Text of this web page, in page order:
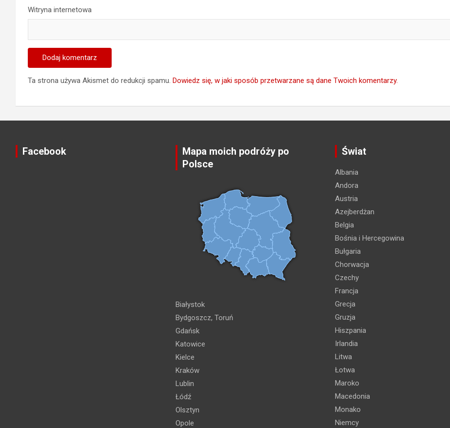
Witryna internetowa
Ta strona używa Akismet do redukcji spamu. Dowiedz się, w jaki sposób przetwarzane są dane Twoich komentarzy.
Facebook
Mapa moich podróży po
Polsce
Białystok
Bydgoszcz, Toruń
Gdańsk
Katowice
Kielce
Kraków
Lublin
Łódź
Olsztyn
Opole
Świat
Albania
Andora
Austria
Azejberdżan
Belgia
Bośnia i Hercegowina
Bułgaria
Chorwacja
Czechy
Francja
Grecja
Gruzja
Hiszpania
Irlandia
Litwa
Łotwa
Maroko
Macedonia
Monako
Niemcy